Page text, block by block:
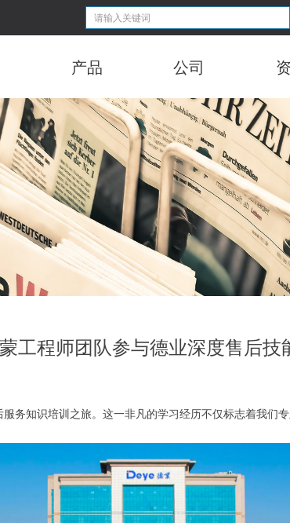
产品 公司
工程师团队参与德业深度售后技
务知识培训之旅。这一非凡的学习经历不仅标志着我们